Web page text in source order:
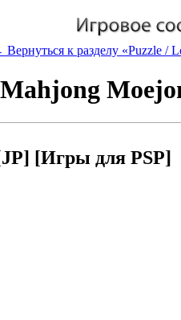
Вернуться к разделу «Puzzle /
[Игры для PSP]